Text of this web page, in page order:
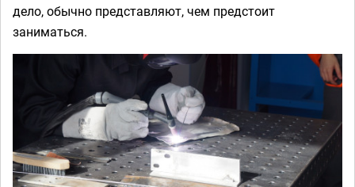
дело, обычно представляют, чем предстоит
заниматься.